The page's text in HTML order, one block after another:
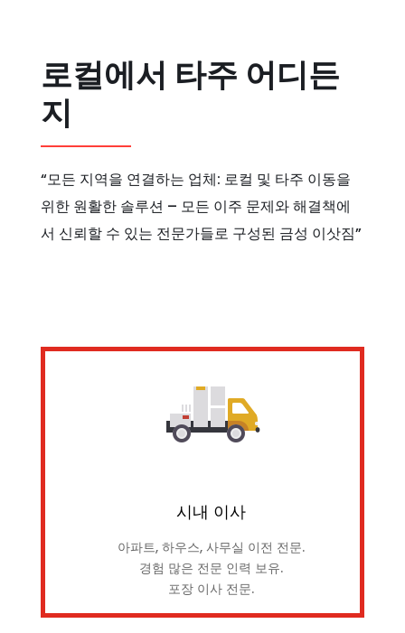
로컬에서 타주 어디든
지
“모든 지역을 연결하는 업체: 로컬 및 타주 이동을
위한 원활한 솔루션 – 모든 이주 문제와 해결책에
서 신뢰할 수 있는 전문가들로 구성된 금성 이삿짐”
시내 이사
아파트, 하우스, 사무실 이전 전문.
경험 많은 전문 인력 보유.
포장 이사 전문.